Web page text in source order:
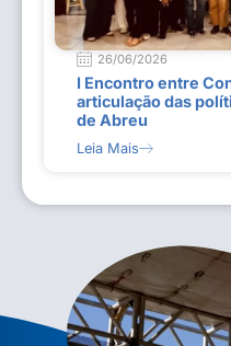
26/06/2026
I Encontro entre
articulação das
de Abreu
Leia Mais